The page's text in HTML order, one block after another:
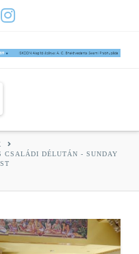
CSALÁDI DÉLUTÁN - SUNDAY